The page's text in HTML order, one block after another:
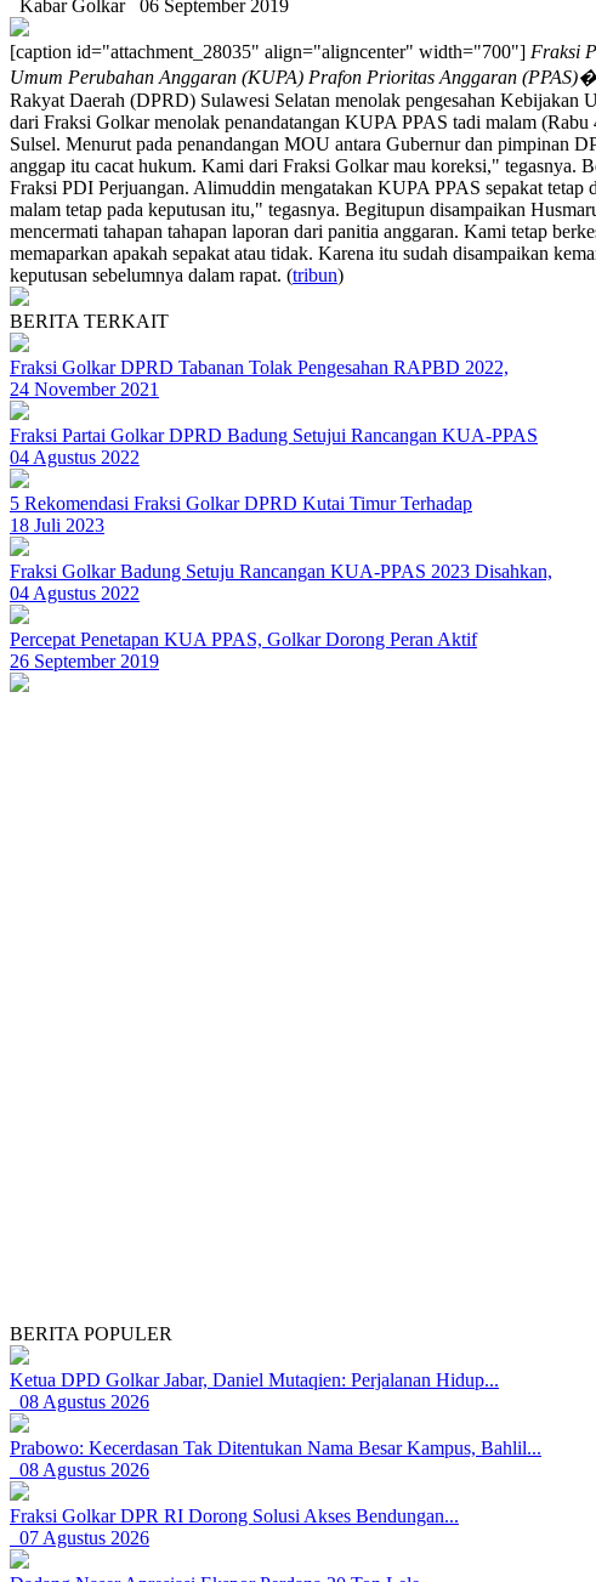
Kabar Golkar
06 September 2019
[caption id="attachment_28035" align="aligncenter" width="700"] Fraksi
Umum Perubahan Anggaran (KUPA) Prafon Prioritas Anggaran
Rakyat Daerah (DPRD) Sulawesi Selatan menolak pengesahan
dari Fraksi Golkar menolak penandatangan KUPA PPAS tadi malam
Sulsel. Menurut pada penandangan MOU antara Gubernur dan pimpinan
anggap itu cacat hukum. Kami dari Fraksi Golkar mau koreksi," tegasnya.
Fraksi PDI Perjuangan. Alimuddin mengatakan KUPA PPAS sepakat
malam tetap pada keputusan itu," tegasnya. Begitupun disampaikan
mencermati tahapan tahapan laporan dari panitia anggaran. Kami tetap
memaparkan apakah sepakat atau tidak. Karena itu sudah disampaikan
keputusan sebelumnya dalam rapat. (tribun)
BERITA TERKAIT
Fraksi Golkar DPRD Tabanan Tolak Pengesahan RAPBD 2022,
24 November 2021
Fraksi Partai Golkar DPRD Badung Setujui Rancangan KUA-PPAS
04 Agustus 2022
5 Rekomendasi Fraksi Golkar DPRD Kutai Timur Terhadap
18 Juli 2023
Fraksi Golkar Badung Setuju Rancangan KUA-PPAS 2023 Disahkan,
04 Agustus 2022
Percepat Penetapan KUA PPAS, Golkar Dorong Peran Aktif
26 September 2019
BERITA POPULER
Ketua DPD Golkar Jabar, Daniel Mutaqien: Perjalanan Hidup...
08 Agustus 2026
Prabowo: Kecerdasan Tak Ditentukan Nama Besar Kampus, Bahlil...
08 Agustus 2026
Fraksi Golkar DPR RI Dorong Solusi Akses Bendungan...
07 Agustus 2026